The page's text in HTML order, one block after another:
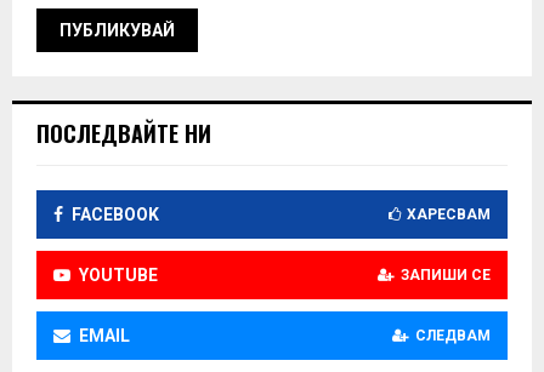
ПОСЛЕДВАЙТЕ НИ
FACEBOOK ХАРЕСВАМ
YOUTUBE ЗАПИШИ СЕ
EMAIL СЛЕДВАМ